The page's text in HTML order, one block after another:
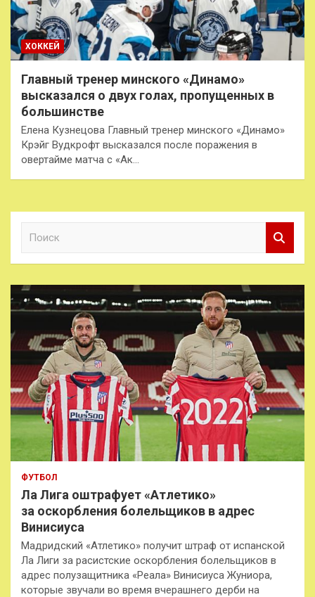
ХОККЕЙ
Главный тренер минского «Динамо»
высказался о двух голах, пропущенных в
большинстве
Елена Кузнецова Главный тренер минского «Динамо»
Крэйг Вудкрофт высказался после поражения в
овертайме матча с «Ак…
к
ФУТБОЛ
Ла Лига оштрафует «Атлетико»
за оскорбления болельщиков в адрес
Винисиуса
Мадридский «Атлетико» получит штраф от испанской
Ла Лиги за расистские оскорбления болельщиков в
адрес полузащитника «Реала» Винисиуса Жуниора,
которые звучали во время вчерашнего дерби на